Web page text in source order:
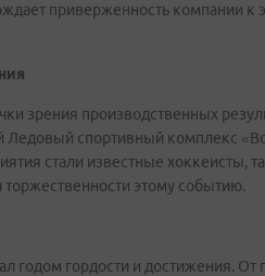
приверженность компании к
зрения производственных
Ледовый спортивный комплекс
стали известные хоккеисты,
торжественности этому событию.
годом гордости и достижения.